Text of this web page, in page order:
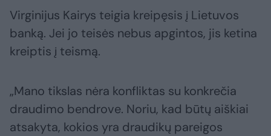
Virginijus Kairys teigia kreipęsis į Lietuvos
banką. Jei jo teisės nebus apgintos, jis ketina
kreiptis į teismą.
„Mano tikslas nėra konfliktas su konkrečia
draudimo bendrove. Noriu, kad būtų aiškiai
atsakyta, kokios yra draudikų pareigos